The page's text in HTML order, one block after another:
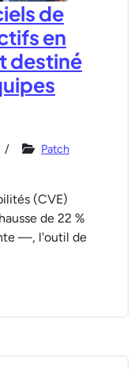
de
en
destiné
Patch
(CVE)
de 22 %
—, l'outil de